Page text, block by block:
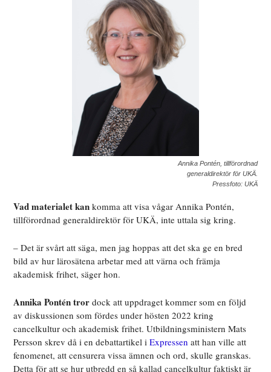
Annika Pontén, tillförordnad
generaldirektör för UKÄ.
Pressfoto: UKÄ
Vad materialet kan komma att visa vågar Annika Pontén,
tillförordnad generaldirektör för UKÄ, inte uttala sig kring.
– Det är svårt att säga, men jag hoppas att det ska ge en bred
bild av hur lärosätena arbetarmed att värna och främja
akademisk frihet, säger hon.
Annika Pontén tror dock att uppdraget kommer som en följd
av diskussionen som fördes under hösten 2022 kring
cancelkultur och akademisk frihet. Utbildningsministern Mats
Persson skrev då i en debattartikel iExpressenatt han ville att
fenomenet, att censurera vissa ämnen och ord, skulle granskas.
Detta för att se hur utbredd en så kallad cancelkultur faktiskt är